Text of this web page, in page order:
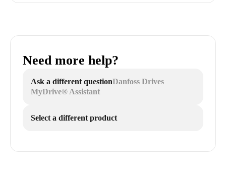
Need more help?
Ask a different questionDanfoss Drives
MyDrive® Assistant
Select a different product